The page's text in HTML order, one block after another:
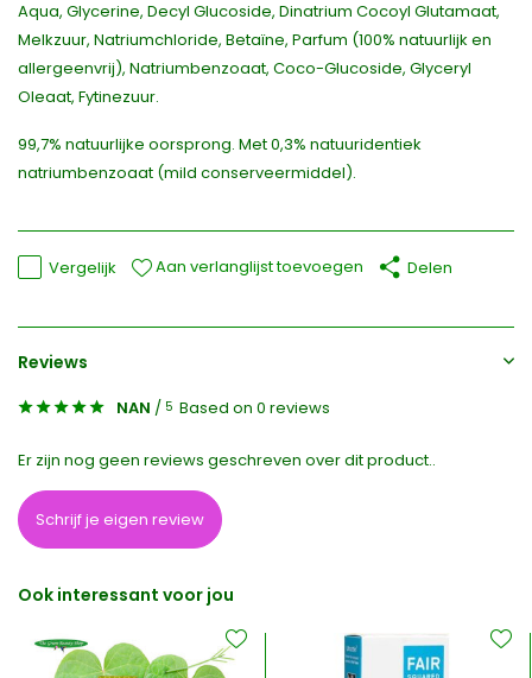
Aqua, Glycerine, Decyl Glucoside, Dinatrium Cocoyl Glutamaat,
Melkzuur, Natriumchloride, Betaïne, Parfum (100% natuurlijk en
allergeenvrij), Natriumbenzoaat, Coco-Glucoside, Glyceryl
Oleaat, Fytinezuur.
99,7% natuurlijke oorsprong. Met 0,3% natuuridentiek
natriumbenzoaat (mild conserveermiddel).
Vergelijk Aan verlanglijst toevoegen Delen
Reviews
NAN / 5 Based on 0 reviews
Er zijn nog geen reviews geschreven over dit product..
Schrijf je eigen review
Ook interessant voor jou